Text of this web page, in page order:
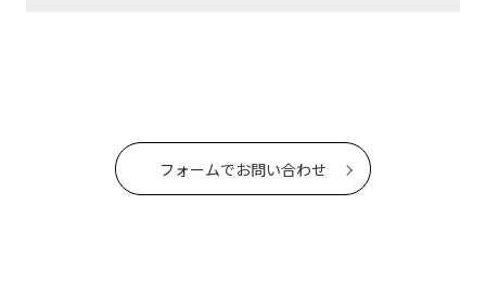
フォームでお問い合わせ